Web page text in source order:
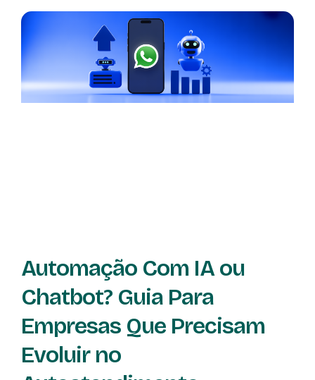
Automação Com IA ou
Chatbot? Guia Para
Empresas Que Precisam
Evoluir no